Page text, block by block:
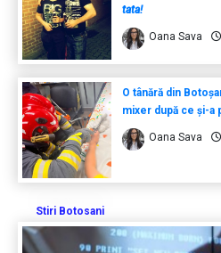
tata!
Oana Sava
O tânără din
mixer după ce și-a
Oana Sava
Stiri Botosani